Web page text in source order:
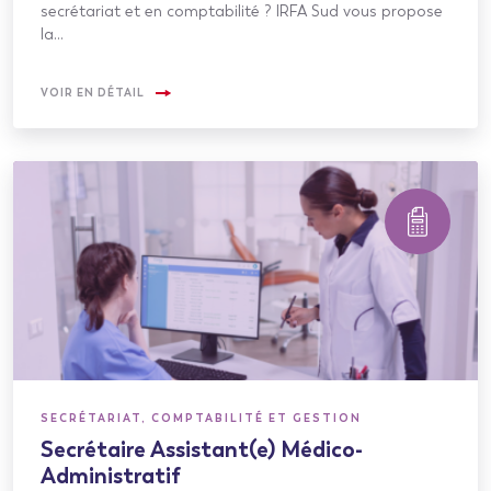
secrétariat et en comptabilité ? IRFA Sud vous propose
la…
VOIR EN DÉTAIL
SECRÉTARIAT, COMPTABILITÉ ET GESTION
Secrétaire Assistant(e) Médico-
Administratif